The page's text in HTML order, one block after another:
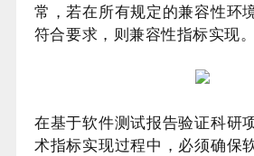
常，若在所有规定的兼容性环
符合要求，则兼容性指标实现。
在基于软件测试报告验证科研
术指标实现过程中，必须确保